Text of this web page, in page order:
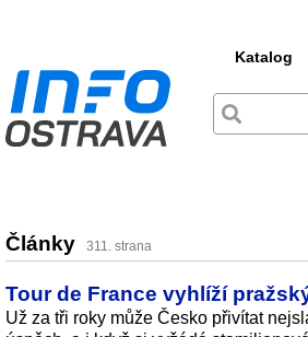
Katalog
Články 311. strana
Tour de France vyhlíží
Už za tři roky může Česko přivítat